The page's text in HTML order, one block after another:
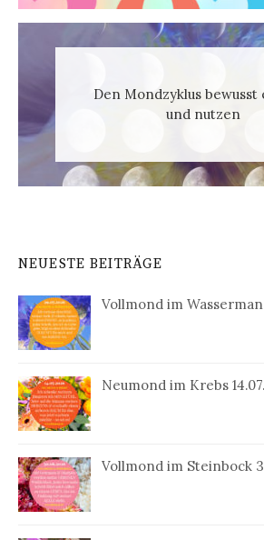
Den Mondzyklus bewusst
und nutzen
NEUESTE BEITRÄGE
Vollmond im
Neumond im Krebs
Vollmond im Steinbock